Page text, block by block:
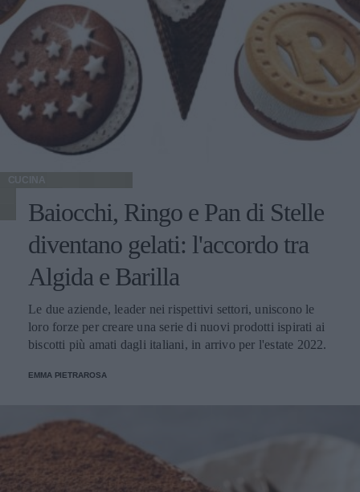
CUCINA
Baiocchi, Ringo e Pan di Stelle
diventano gelati: l'accordo tra
Algida e Barilla
Le due aziende, leader nei rispettivi settori, uniscono le
loro forze per creare una serie di nuovi prodotti ispirati ai
biscotti più amati dagli italiani, in arrivo per l'estate 2022.
EMMA PIETRAROSA